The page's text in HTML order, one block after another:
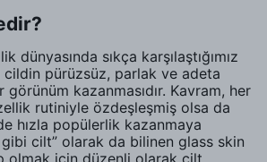
dünyasında sıkça karşılaştığımız
pürüzsüz, parlak ve adeta
kazanmasıdır. Kavram, her
rutiniyle özdeşleşmiş olsa da
hızla popülerlik kazanmaya
gibi cilt” olarak da bilinen glass skin
olmak için düzenli olarak cilt